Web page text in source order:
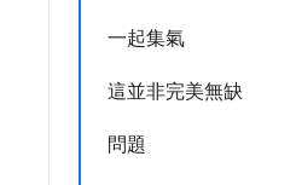
一起集氣
這並非完美無缺
問題